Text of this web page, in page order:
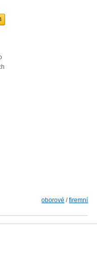
02/23 Zveřejnění průměrné
oborové /firemní